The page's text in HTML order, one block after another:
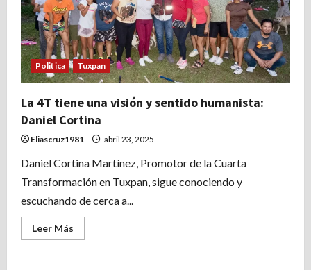
Politica Tuxpan
La 4T tiene una visión y sentido humanista:
Daniel Cortina
Eliascruz1981 abril 23, 2025
Daniel Cortina Martínez, Promotor de la Cuarta
Transformación en Tuxpan, sigue conociendo y
escuchando de cerca a...
Leer Más
más